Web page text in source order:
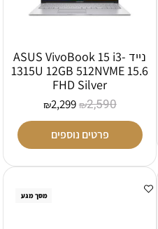
נייד ASUS VivoBook 15 i3-
1315U 12GB 512NVME 15.6
FHD Silver
₪2,590
₪2,299
פרטים נוספים
מסך מגע